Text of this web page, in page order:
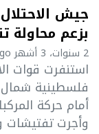
جيش
بزعم محاولة
2 سنوات، 3 أشهر ago
استنفرت قوات
فلسطينية شمال
أمام حركة
وأجرت